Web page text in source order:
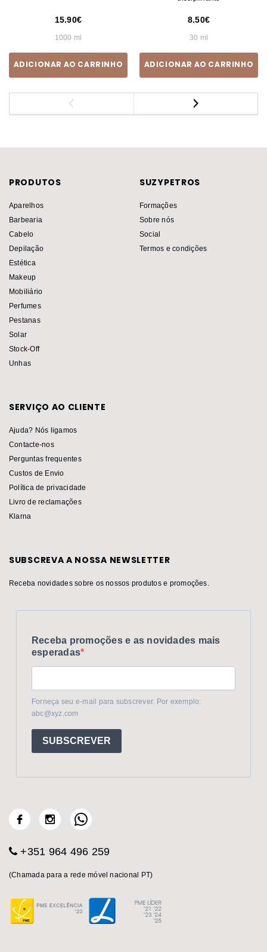
15.90
1000 ml
ADICIONAR AO CARRINHO
8.50
30 ml
ADICIONAR AO CARRINHO
PRODUTOS
Aparelhos
Barbearia
Cabelo
Depilação
Estética
Makeup
Mobiliário
Perfumes
Pestanas
Solar
Stock-Off
Unhas
SUZYPETROS
Formações
Sobre nós
Social
Termos e condições
SERVIÇO AO CLIENTE
Ajuda? Nós ligamos
Contacte-nos
Perguntas frequentes
Custos de Envio
Política de privacidade
Livro de reclamações
Klarna
SUBSCREVA A NOSSA NEWSLETTER
Receba novidades sobre os nossos produtos e promoções.
Receba promoções e as novidades mais
esperadas
Forneça seu e-mail para subscrever. Por exemplo:
abc@xyz.com
SUBSCREVER
+351 964 496 259
(Chamada para a rede móvel nacional PT)